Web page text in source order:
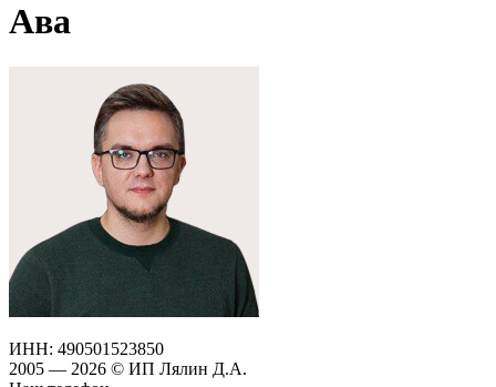
Ава
ИНН: 490501523850
2005 — 2026 © ИП Лялин Д.А.